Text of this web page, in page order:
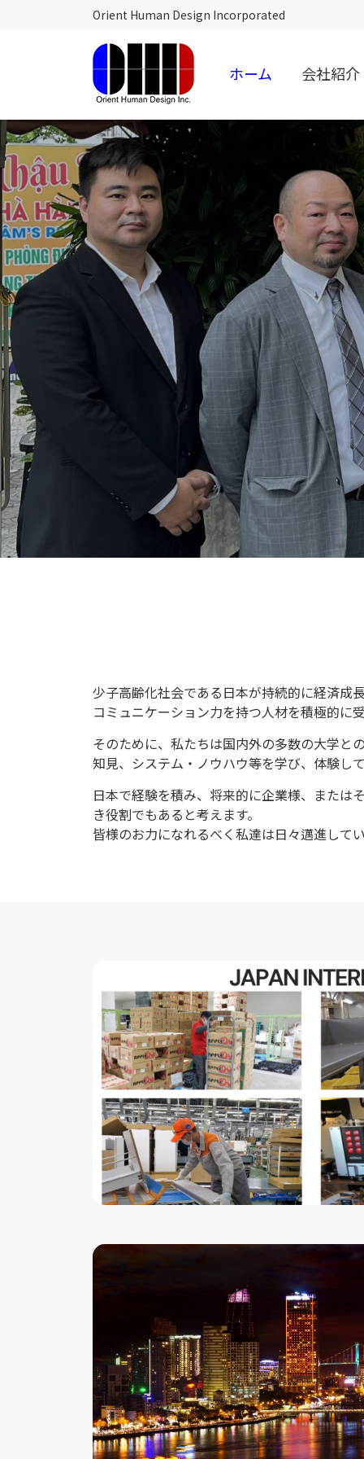
Orient Human Design Incorporated
オ
リ
エ
ン
ト
ー
デ
ザ
式
会
社
は
Design
Incorporated
ホーム 会社紹介
少子高齢化社会である日本が持続的に経済成
コミュニケーション力を持つ人材を積極的に
そのために、私たちは国内外の多数の大学と
知見、システム・ノウハウ等を学び、体験し
日本で経験を積み、将来的に企業様、または
き役割でもあると考えます。
皆様のお力になれるべく私達は日々邁進して